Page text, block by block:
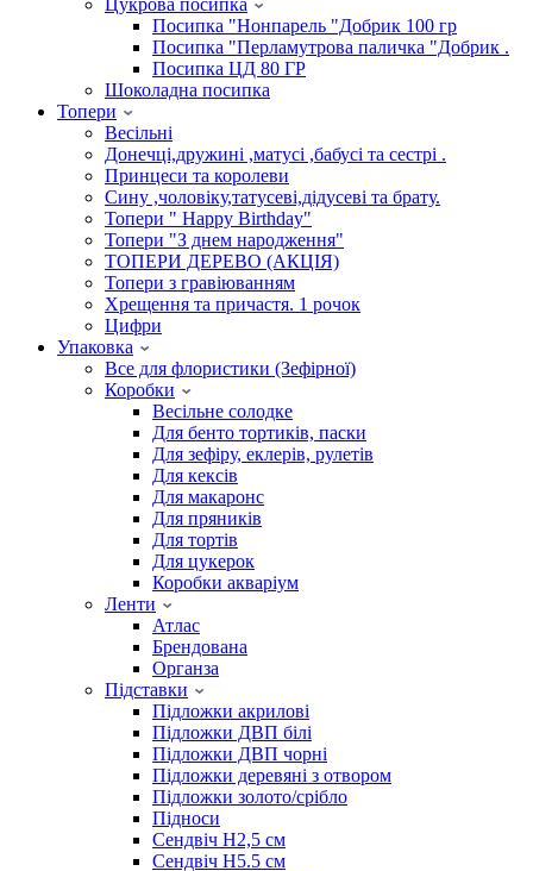
Посипка "Нонпарель "Добрик 100 гр
Посипка "Перламутрова паличка "Добрик .
Посипка ЦД 80 ГР
Шоколадна посипка
Топери
Весільні
Донечці,дружині ,матусі ,бабусі та сестрі .
Принцеси та королеви
Сину ,чоловіку,татусеві,дідусеві та брату.
Топери " Happy Birthday"
Топери "З днем народження"
ТОПЕРИ ДЕРЕВО (АКЦІЯ)
Топери з гравіюванням
Хрещення та причастя. 1 рочок
Цифри
Упаковка
Все для флористики (Зефірної)
Коробки
Весільне солодке
Для бенто тортиків, паски
Для зефіру, еклерів, рулетів
Для кексів
Для макаронс
Для пряників
Для тортів
Для цукерок
Коробки акваріум
Ленти
Атлас
Брендована
Органза
Підставки
Підложки акрилові
Підложки ДВП білі
Підложки ДВП чорні
Підложки деревяні з отвором
Підложки золото/срібло
Підноси
Сендвіч H2,5 см
Сендвіч H5.5 см